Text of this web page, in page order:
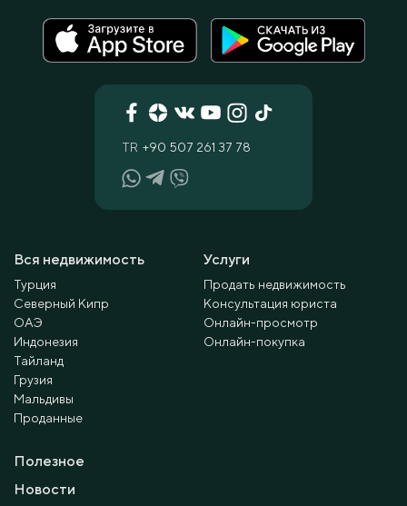
Вся недвижимость
Турция
Северный Кипр
ОАЭ
Индонезия
Тайланд
Грузия
Мальдивы
Проданные
Услуги
Продать недвижимость
Консультация юриста
Онлайн-просмотр
Онлайн-покупка
Полезное
Новости
TR +90 507 261 37 78